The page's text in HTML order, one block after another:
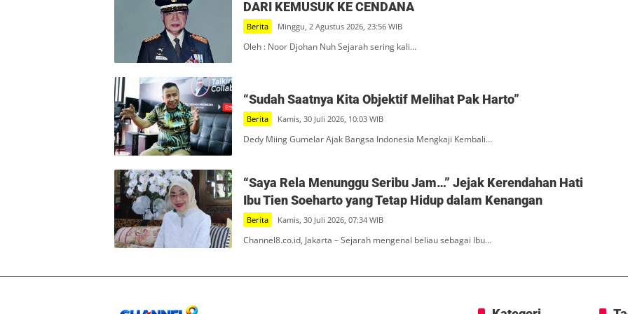
DARI KEMUSUK KE CENDANA
Berita Minggu, 2 Agustus 2026, 23:56 WIB
Oleh : Noor Djohan Nuh Sejarah sering kali…
“Sudah Saatnya Kita Objektif Melihat Pak Harto”
Berita Kamis, 30 Juli 2026, 10:03 WIB
Dedy Miing Gumelar Ajak Bangsa Indonesia Mengkaji Kembali…
“Saya Rela Menunggu Seribu Jam…” Jejak Kerendahan Hati
Ibu Tien Soeharto yang Tetap Hidup dalam Kenangan
Berita Kamis, 30 Juli 2026, 07:34 WIB
Channel8.co.id, Jakarta – Sejarah mengenal beliau sebagai Ibu…